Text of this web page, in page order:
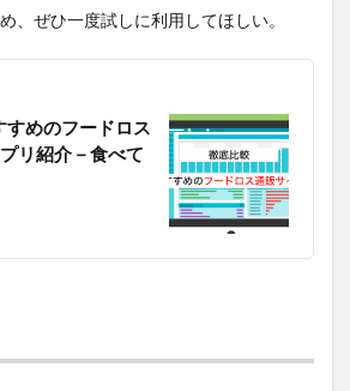
、ぜひ一度試しに利用してほしい。
すめのフードロス
リ紹介－食べて